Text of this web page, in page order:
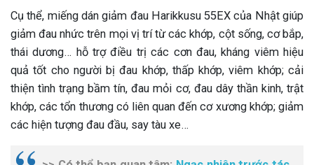
Cụ thể, miếng dán giảm đau Harikkusu 55EX của​ Nhật giúp
giảm đau nhức trên mọi vị trí từ các khớp, cột sống, cơ bắp,
thái dương… hỗ trợ điều trị các cơn đau, kháng viêm hiệu
quả tốt cho người bị đau khớp, thấp khớp, viêm khớp; cải
thiện tình trạng bầm tín, đau mỏi cơ, đau dây thần kinh, trật
khớp, các tổn thương có liên quan đến cơ xương khớp; giảm
các hiện tượng đau đầu, say tàu xe…